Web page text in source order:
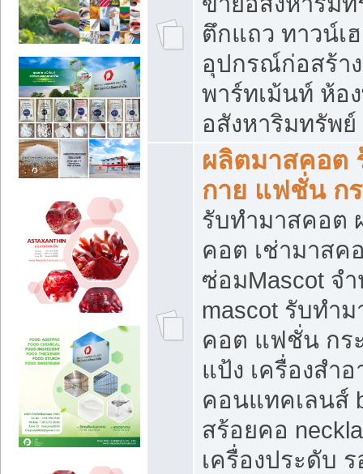
ตึกแถว ทาวน์เ
อุปกรณ์ก่อสร้า
พาร์ทเม้นท์ ห้อ
อสังหาริมทรัพ
ผลิตมาสคอต
กาย แฟชั่น กร
รับทำมาสคอต
คอต เช่ามาสค
ซ่อมMascot จ
mascot รับทำ
คอต แฟชั่น กระ
แป้ง เครื่องสำ
คอนแทคเลนส์
สร้อยคอ
เครื่องประดับ ร